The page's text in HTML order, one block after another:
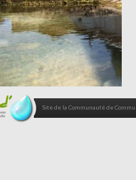
Site de la Communauté de